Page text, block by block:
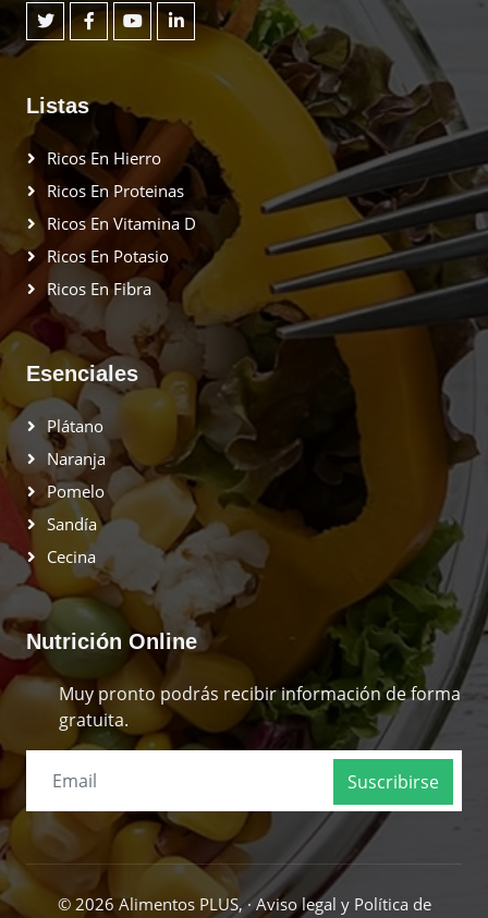
Listas
Ricos En Hierro
Ricos En Proteinas
Ricos En Vitamina D
Ricos En Potasio
Ricos En Fibra
Esenciales
Plátano
Naranja
Pomelo
Sandía
Cecina
Nutrición Online
Muy pronto podrás recibir información de forma
gratuita.
Suscribirse
© 2026 Alimentos PLUS, · Aviso legal y Política de